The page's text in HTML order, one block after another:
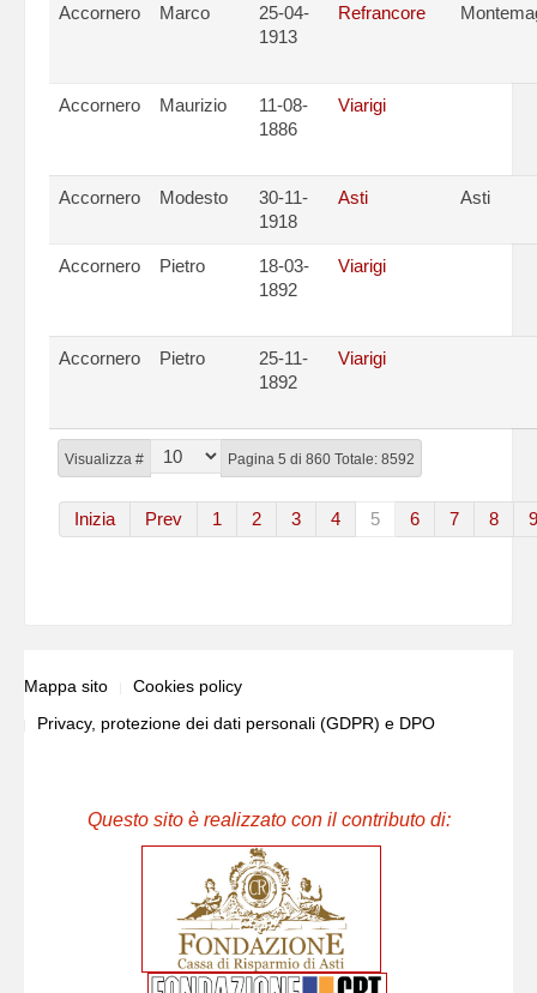
Visualizza # Pagina 5 di 860 Totale: 8592
Inizia Prev 1 2 3 4 5 6 7 8 9
Accornero Marco
25-04-
1913
Refrancore
Accornero Maurizio
11-08-
1886
Viarigi
Accornero Modesto
30-11-
1918
Asti Asti
Accornero Pietro
18-03-
1892
Viarigi
Accornero Pietro
25-11-
1892
Viarigi
Mappa sito
Cookies policy
Privacy, protezione dei dati personali (GDPR) e DPO
Questo sito è realizzato con il contributo di: